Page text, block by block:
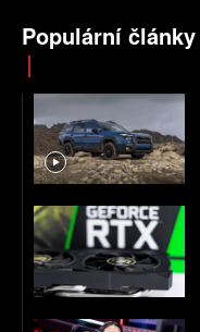
Populární články